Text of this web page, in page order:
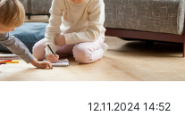
12.11.2024 14:52